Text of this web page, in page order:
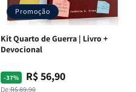
Promoção
Kit Quarto de Guerra | Livro +
Devocional
-37%
Preço
De:R$ 89,90
PreçoR$ 56,90